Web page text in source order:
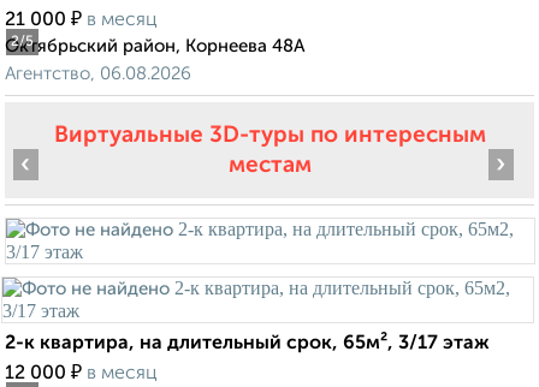
2/5
21 000 ₽ в месяц
Октябрьский район, Корнеева 48А
Агентство, 06.08.2026
Виртуальные 3D-туры по интересным
местам
‹ ›
2-к квартира, на длительный срок, 65м², 3/17 этаж
12 000 ₽ в месяц